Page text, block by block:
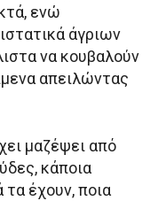
ενώ
άγριων
να κουβαλούν
απειλώντας
μαζέψει από
κάποια
τα έχουν, ποια